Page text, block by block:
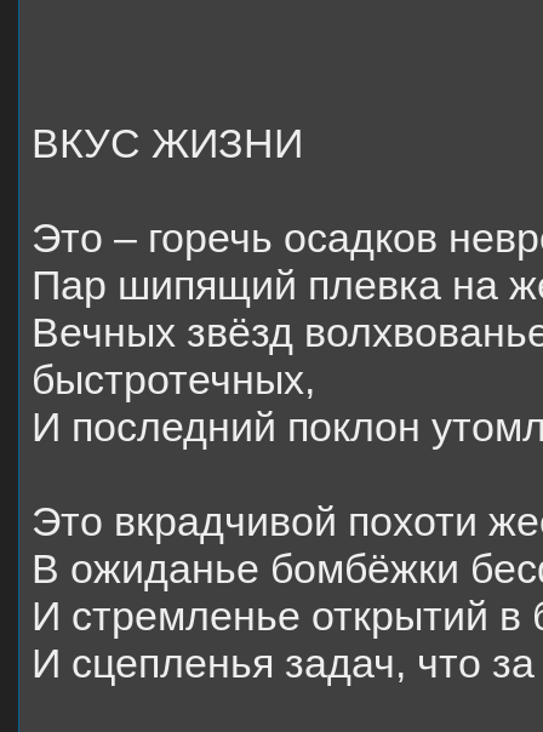
ВКУС ЖИЗНИ
Это – горечь осадков
Пар шипящий плевка на
Вечных звёзд
быстротечных,
И последний поклон
Это вкрадчивой похоти
В ожиданье бомбёжки
И стремленье открытий в
И сцепленья задач, что